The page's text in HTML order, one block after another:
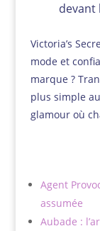
devant
Victoria’s
mode et
marque ?
plus simple
glamour où
Agent
assumée
Aubade :